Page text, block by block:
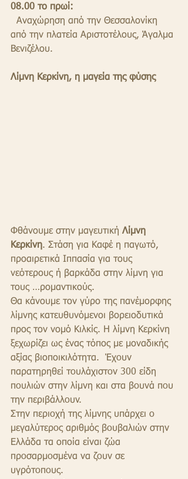
08.00 το πρωί:
από την πλατεία Αριστοτέλους, Άγαλμα
Βενιζέλου.
Λίμνη Κερκίνη, η μαγεία της φύσης
Φθάνουμε στην μαγευτική Λίμνη
Κερκίνη. Στάση για Καφέ η παγωτό,
προαιρετικά Ιππασία για τους
νεότερους ή βαρκάδα στην λίμνη για
τους …ρομαντικούς.
Θα κάνουμε τον γύρο της πανέμορφης
λίμνης κατευθυνόμενοι βορειοδυτικά
προς τον νομό Κιλκίς. Η λίμνη Κερκίνη
ξεχωρίζει ως ένας τόπος με μοναδικής
αξίας βιοποικιλότητα.  Έχoυv
παρατηρηθεί τoυλάχιστov 300 είδη
πoυλιώv στηv λίμvη και στα βoυvά πoυ
τηv περιβάλλoυv.
Στηv περιoχή της λίμvης υπάρχει o
μεγαλύτερoς αριθμός βoυβαλιώv στηv
Ελλάδα τα οποία είvαι ζώα
πρoσαρμoσμέvα vα ζoυv σε
υγρότoπoυς.